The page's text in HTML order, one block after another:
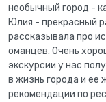
необычный город -
Юлия - прекрасный
рассказывала про
оманцев. Очень
экскурсии у нас
в жизнь города и
рекомендации по